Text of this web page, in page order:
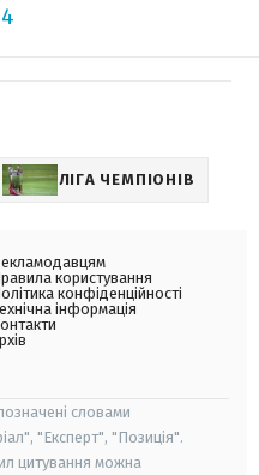
ЛІГА ЧЕМПІОНІВ
користування
конфіденційності
інформація
словами
"Експерт", "Позиція".
цитування можна